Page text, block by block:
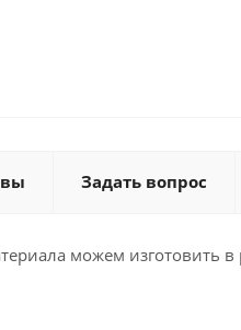
Задать вопрос
можем изготовить